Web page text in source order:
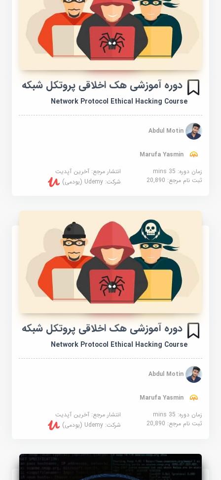
دوره آموزشی هک اخلاقی پروتکل شبکه
Network Protocol Ethical Hacking Course
Abdul Motin
Marufa Yasmin
زمان دوره: 35 mins
انتشار مرجع:آخرین آپدیت
ثبت نام مرجع:20,890 شرکت:Udemy (یودمی)
دوره آموزشی هک اخلاقی پروتکل شبکه
Network Protocol Ethical Hacking Course
Abdul Motin
Marufa Yasmin
زمان دوره: 35 mins
انتشار مرجع:آخرین آپدیت
ثبت نام مرجع:20,890 شرکت:Udemy (یودمی)